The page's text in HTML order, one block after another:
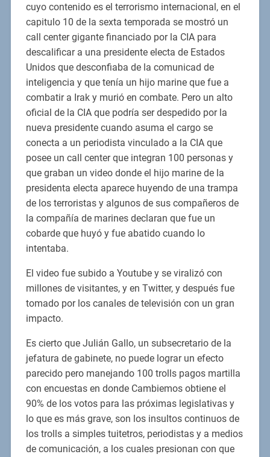
cuyo contenido es el terrorismo internacional, en el
capitulo 10 de la sexta temporada se mostró un
call center gigante financiado por la CIA para
descalificar a una presidente electa de Estados
Unidos que desconfiaba de la comunicad de
inteligencia y que tenía un hijo marine que fue a
combatir a Irak y murió en combate. Pero un alto
oficial de la CIA que podría ser despedido por la
nueva presidente cuando asuma el cargo se
conecta a un periodista vinculado a la CIA que
posee un call center que integran 100 personas y
que graban un video donde el hijo marine de la
presidenta electa aparece huyendo de una trampa
de los terroristas y algunos de sus compañeros de
la compañía de marines declaran que fue un
cobarde que huyó y fue abatido cuando lo
intentaba.
El video fue subido a Youtube y se viralizó con
millones de visitantes, y en Twitter, y después fue
tomado por los canales de televisión con un gran
impacto.
Es cierto que Julián Gallo, un subsecretario de la
jefatura de gabinete, no puede lograr un efecto
parecido pero manejando 100 trolls pagos martilla
con encuestas en donde Cambiemos obtiene el
90% de los votos para las próximas legislativas y
lo que es más grave, son los insultos continuos de
los trolls a simples tuitetros, periodistas y a medios
de comunicación, a los cuales presionan con que